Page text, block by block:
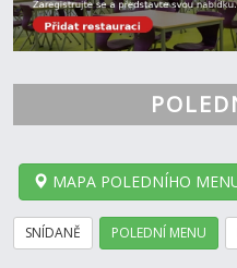
MAPA POLEDNÍHO
SNÍDANĚ POLEDNÍ MENU